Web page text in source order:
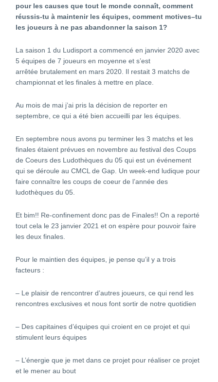
pour les causes que tout le monde connaît, comment
réussis-tu à maintenir les équipes, comment motives–tu
les joueurs à ne pas abandonner la saison 1?
La saison 1 du Ludisport a commencé en janvier 2020 avec
5 équipes de 7 joueurs en moyenne et s’est
arrêtée brutalement en mars 2020. Il restait 3 matchs de
championnat et les finales à mettre en place.
Au mois de mai j’ai pris la décision de reporter en
septembre, ce qui a été bien accueilli par les équipes.
En septembre nous avons pu terminer les 3 matchs et les
finales étaient prévues en novembre au festival des Coups
de Coeurs des Ludothèques du 05 qui est un événement
qui se déroule au CMCL de Gap. Un week-end ludique pour
faire connaître les coups de coeur de l’année des
ludothèques du 05.
Et bim!! Re-confinement donc pas de Finales!! On a reporté
tout cela le 23 janvier 2021 et on espère pour pouvoir faire
les deux finales.
Pour le maintien des équipes, je pense qu’il y a trois
facteurs :
– Le plaisir de rencontrer d’autres joueurs, ce qui rend les
rencontres exclusives et nous font sortir de notre quotidien
– Des capitaines d’équipes qui croient en ce projet et qui
stimulent leurs équipes
– L’énergie que je met dans ce projet pour réaliser ce projet
et le mener au bout